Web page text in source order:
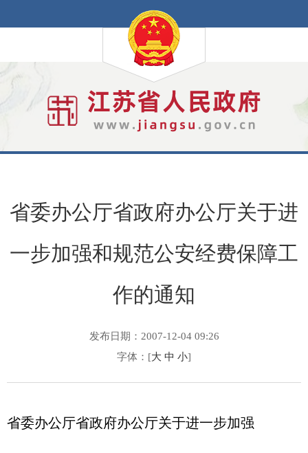
省委办公厅省政府办公厅关于进
一步加强和规范公安经费保障工
作的通知
发布日期：2007-12-04 09:26
字体：[大 中 小]
省委办公厅省政府办公厅关于进一步加强